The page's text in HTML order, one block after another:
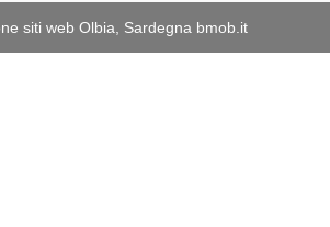
siti web Olbia, Sardegna bmob.it